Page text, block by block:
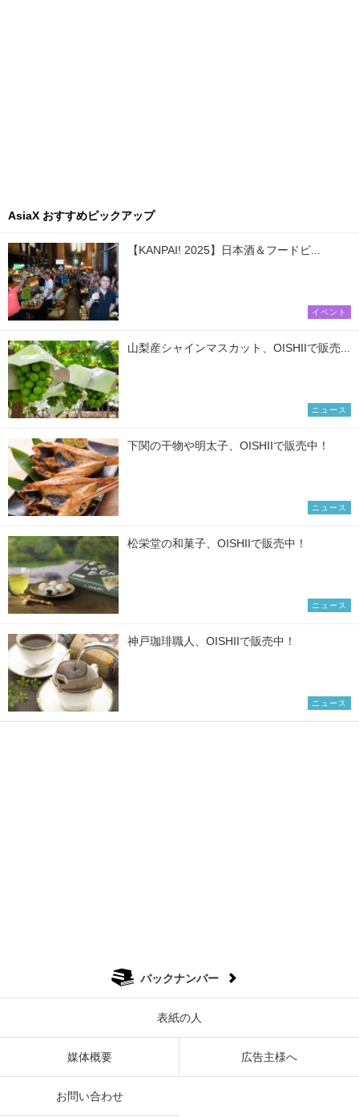
AsiaX おすすめピックアップ
【KANPAI! 2025】日本酒＆フードビ...
イベント
山梨産シャインマスカット、OISHIIで販売...
ニュース
下関の干物や明太子、OISHIIで販売中！
ニュース
松栄堂の和菓子、OISHIIで販売中！
ニュース
神戸珈琲職人、OISHIIで販売中！
ニュース
バックナンバー
表紙の人
媒体概要 広告主様へ
お問い合わせ